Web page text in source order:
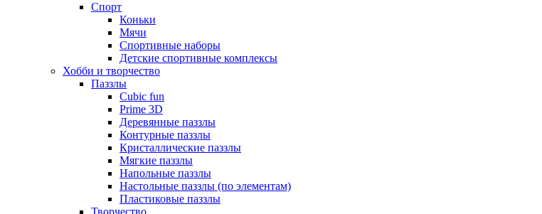
Спорт
Коньки
Мячи
Спортивные наборы
Детские спортивные комплексы
Хобби и творчество
Паззлы
Cubic fun
Prime 3D
Деревянные паззлы
Контурные паззлы
Кристаллические паззлы
Мягкие паззлы
Напольные паззлы
Настольные паззлы (по элементам)
Пластиковые паззлы
Творчество